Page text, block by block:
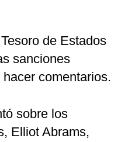
de Estados
sanciones
comentarios.
sobre los
Elliot Abrams,